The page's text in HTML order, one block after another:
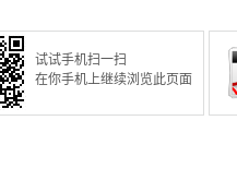
试试手机扫一扫
在你手机上继续浏览此页面